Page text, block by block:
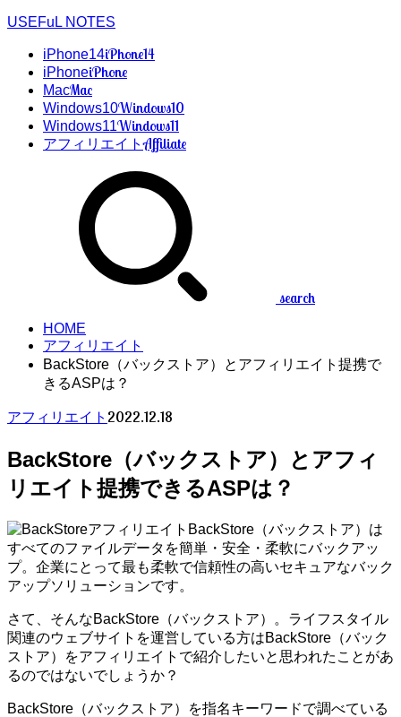
USEFuL NOTES
iPhone14iPhone14
iPhoneiPhone
MacMac
Windows10Windows10
Windows11Windows11
アフィリエイトAffiliate
search
HOME
アフィリエイト
BackStore（バックストア）とアフィリエイト提携で
きるASPは？
アフィリエイト 2022.12.18
BackStore（バックストア）とアフィ
リエイト提携できるASPは？
BackStore（バックストア）は
すべてのファイルデータを簡単・安全・柔軟にバックアッ
プ。企業にとって最も柔軟で信頼性の高いセキュアなバック
アップソリューションです。
さて、そんなBackStore（バックストア）。ライフスタイル
関連のウェブサイトを運営している方はBackStore（バック
ストア）をアフィリエイトで紹介したいと思われたことがあ
るのではないでしょうか？
BackStore（バックストア）を指名キーワードで調べている